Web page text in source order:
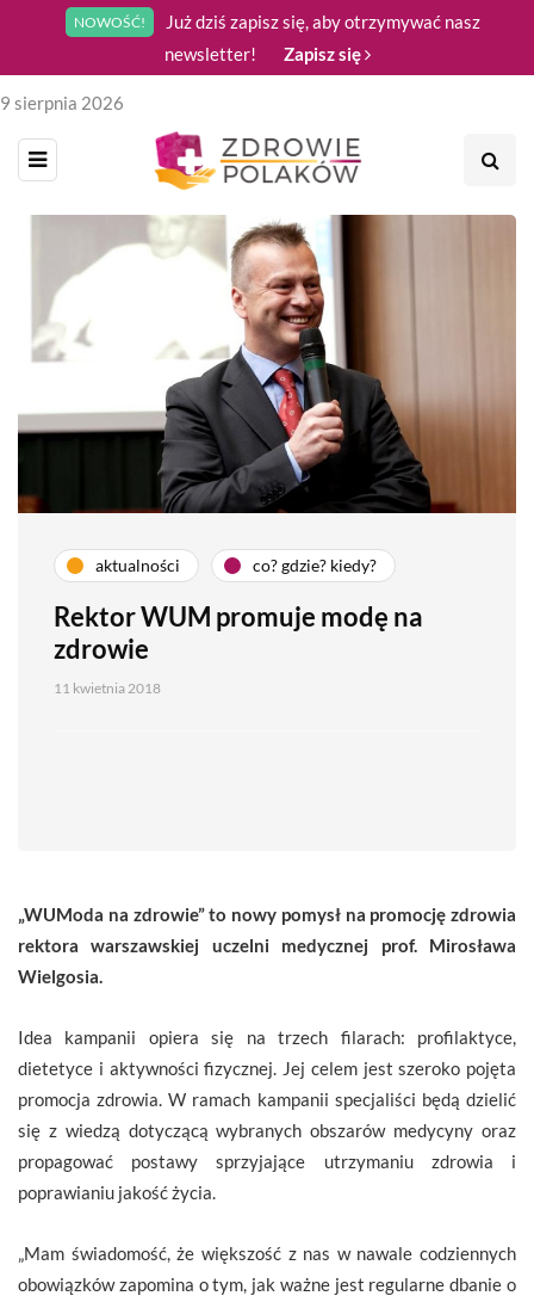
NOWOŚĆ!
Już dziś zapisz się, aby otrzymywać nasz
newsletter!
Zapisz się
9 sierpnia 2026
aktualności co? gdzie? kiedy?
Rektor WUM promuje modę na
zdrowie
11 kwietnia 2018
„WUModa na zdrowie” to nowy pomysł na promocję zdrowia
rektora warszawskiej uczelni medycznej prof. Mirosława
Wielgosia.
Idea kampanii opiera się na trzech filarach: profilaktyce,
dietetyce i aktywności fizycznej. Jej celem jest szeroko pojęta
promocja zdrowia. W ramach kampanii specjaliści będą dzielić
się z wiedzą dotyczącą wybranych obszarów medycyny oraz
propagować postawy sprzyjające utrzymaniu zdrowia i
poprawianiu jakość życia.
„Mam świadomość, że większość z nas w nawale codziennych
obowiązków zapomina o tym, jak ważne jest regularne dbanie o